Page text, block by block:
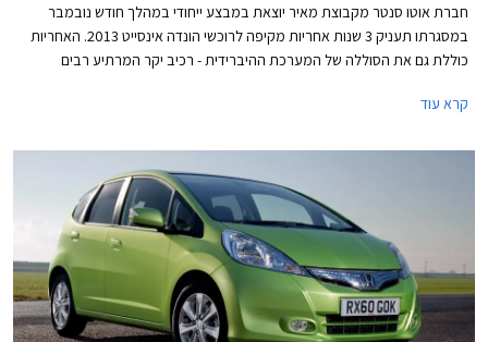
חברת אוטו סנטר מקבוצת מאיר יוצאת במבצע ייחודי במהלך חודש נובמבר
במסגרתו תעניק 3 שנות אחריות מקיפה לרוכשי הונדה אינסייט 2013. האחריות
כוללת גם את הסוללה של המערכת ההיברידית - רכיב יקר המרתיע רבים
מקובל להעניק אחריות מלאה או חלקית לשנה אחת בלבד. בנוסף מתחייבת
לרכוש רכב נוסף. מחירה של הונדה אינסייט 2013 יעמוד במהלך המבצע על
קרא עוד